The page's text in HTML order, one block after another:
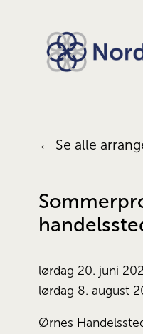
Se alle
lørdag 20. juni
lørdag 8. august
Ørnes